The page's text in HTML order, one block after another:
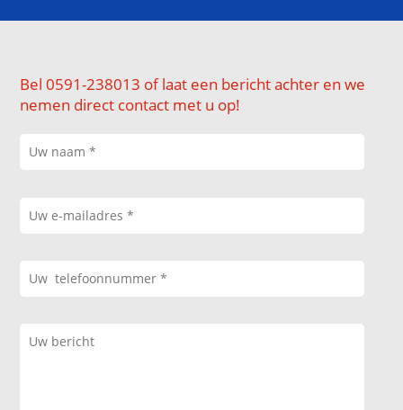
Bel 0591-238013 of laat een bericht achter en we
nemen direct contact met u op!